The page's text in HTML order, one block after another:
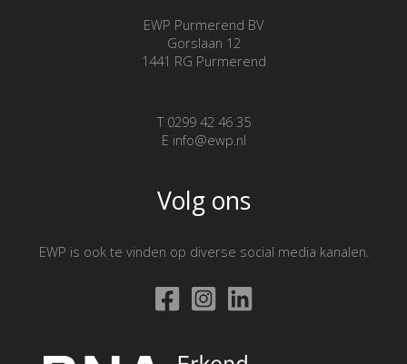
EWP Purmerend BV
Gorslaan 12
1441 RG Purmerend
T 0299 42 46 35
E info@ewp.nl
Volg ons
EWP is ook te vinden op diverse social media kanalen.